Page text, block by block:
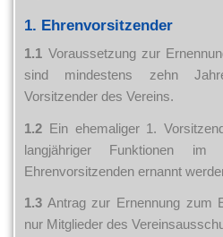
1. Ehrenvorsitzender
1.1 Voraussetzung zur
sind mindestens zehn
Vorsitzender des Vereins.
1.2 Ein ehemaliger 1.
langjähriger Funktionen im
Ehrenvorsitzenden ernannt
1.3 Antrag zur Ernennung zum
nur Mitglieder des